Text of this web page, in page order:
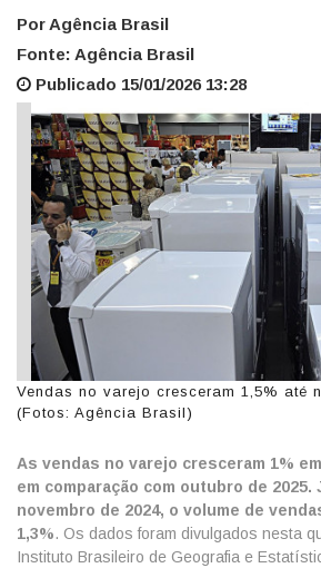
Por Agência Brasil
Fonte: Agência Brasil
Publicado 15/01/2026 13:28
Vendas no varejo cresceram 1,5% até
(Fotos: Agência Brasil)
As vendas no varejo cresceram 1%
em comparação com outubro de 2025.
novembro de 2024, o volume de
1,3%. Os dados foram divulgados nesta
Instituto Brasileiro de Geografia e